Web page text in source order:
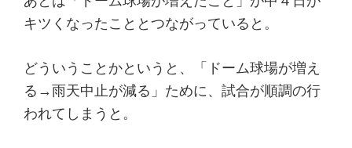
キツくなったこととつながっていると。
どういうことかというと、「ドーム球場が増え
る→雨天中止が減る」ために、試合が順調の行
われてしまうと。